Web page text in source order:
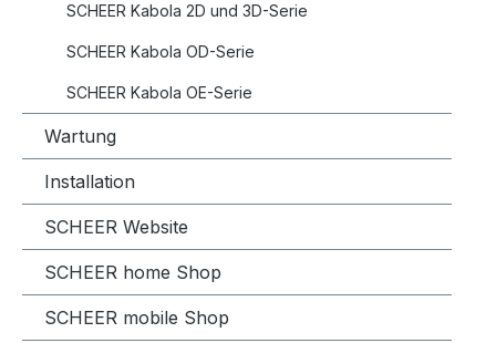
SCHEER Kabola 2D und 3D-Serie
SCHEER Kabola OD-Serie
SCHEER Kabola OE-Serie
Wartung
Installation
SCHEER Website
SCHEER home Shop
SCHEER mobile Shop